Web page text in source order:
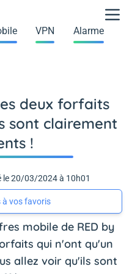
VPN Alarme
deux forfaits
sont clairement
!
le 20/03/2024 à 10h01
à vos favoris
mobile de RED by
qui n'ont qu'un
allez voir qu'ils sont